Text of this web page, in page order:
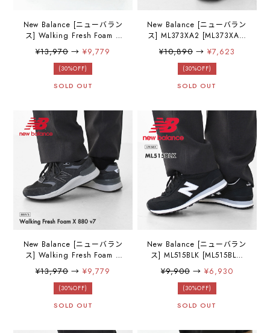
New Balance [ニューバラン
ス] Walking Fresh Foam X
880 v7 [MW880BB7] ウォー
キングフレッシュフォーム
X 880 v7・スニーカー・ウ
グ・ウォーキングシュー
¥13,970→¥9,779
(30%OFF)
SOLD OUT
New Balance [ニューバラン
ス] ML373XA2 [ML373XA2]
スニーカー・ランニングシ
ューズ・ユニセックスシュ
ーズ・ランニング・トレー
[2025AW]
¥10,890→ ¥7,623
(30%OFF)
SOLD OUT
New Balance [ニューバラン
ス] Walking Fresh Foam X
880 v7 [MW880BA7] ウォー
キングフレッシュフォーム
X 880 v7・スニーカー・ウ
グ・ウォーキングシュー
¥13,970→¥9,779
(30%OFF)
SOLD OUT
New Balance [ニューバラン
ス] ML515BLK [ML515BLK]
スニーカー・ランニングシ
ューズ・ウォーキング・ア
ウトドア・キャンプ・
¥9,900→ ¥6,930
(30%OFF)
SOLD OUT